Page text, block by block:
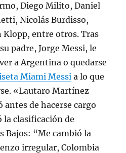
Diego Milito, Daniel
Nicolás Burdisso,
Klopp, entre otros. Tras
padre, Jorge Messi, le
a Argentina o quedarse
Miami Messi a lo que
«Lautaro Martínez
antes de hacerse cargo
la clasificación de
Bajos: “Me cambió la
irregular, Colombia